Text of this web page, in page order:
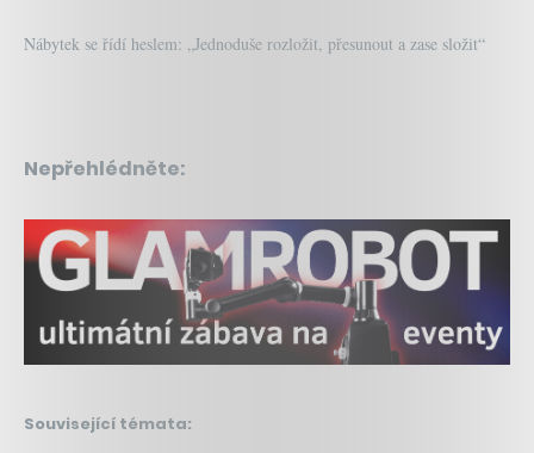
Nábytek se řídí heslem: „Jednoduše rozložit, přesunout a zase složit“
Nepřehlédněte:
Související témata: